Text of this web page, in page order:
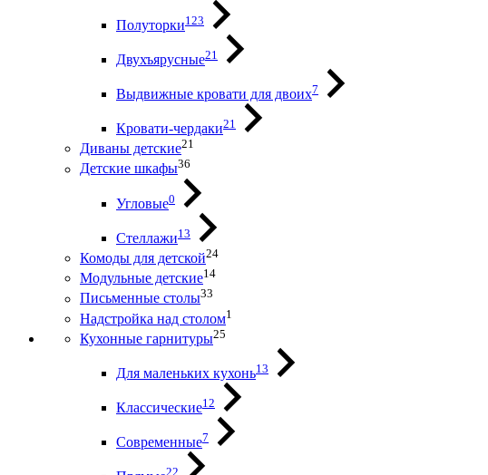
Полуторки123
Двухъярусные21
Выдвижные кровати для двоих7
Кровати-чердаки21
Диваны детские21
Детские шкафы36
Угловые0
Стеллажи13
Комоды для детской24
Модульные детские14
Письменные столы33
Надстройка над столом1
Кухонные гарнитуры25
Для маленьких кухонь13
Классические12
Современные7
22